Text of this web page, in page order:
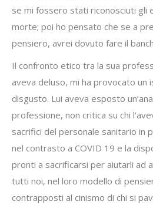
se mi fossero stati riconosciuti gli
morte; poi ho pensato che se a
pensiero, avrei dovuto fare il
Il confronto etico tra la sua
aveva deluso, mi ha provocato un
disgusto. Lui aveva esposto
professione, non critica su chi
sacrifici del personale sanitario in
nel contrasto a COVID 19 e la
pronti a sacrificarsi per aiutarli ad
tutti noi, nel loro modello di
contrapposti al cinismo di chi si